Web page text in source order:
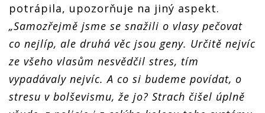
potrápila, upozorňuje na jiný aspekt.
„Samozřejmě jsme se snažili o vlasy pečovat
co nejlíp, ale druhá věc jsou geny. Určitě nejvíc
ze všeho vlasům nesvědčil stres, tím
vypadávaly nejvíc. A co si budeme povídat, o
stresu v bolševismu, že jo? Strach čišel úplně